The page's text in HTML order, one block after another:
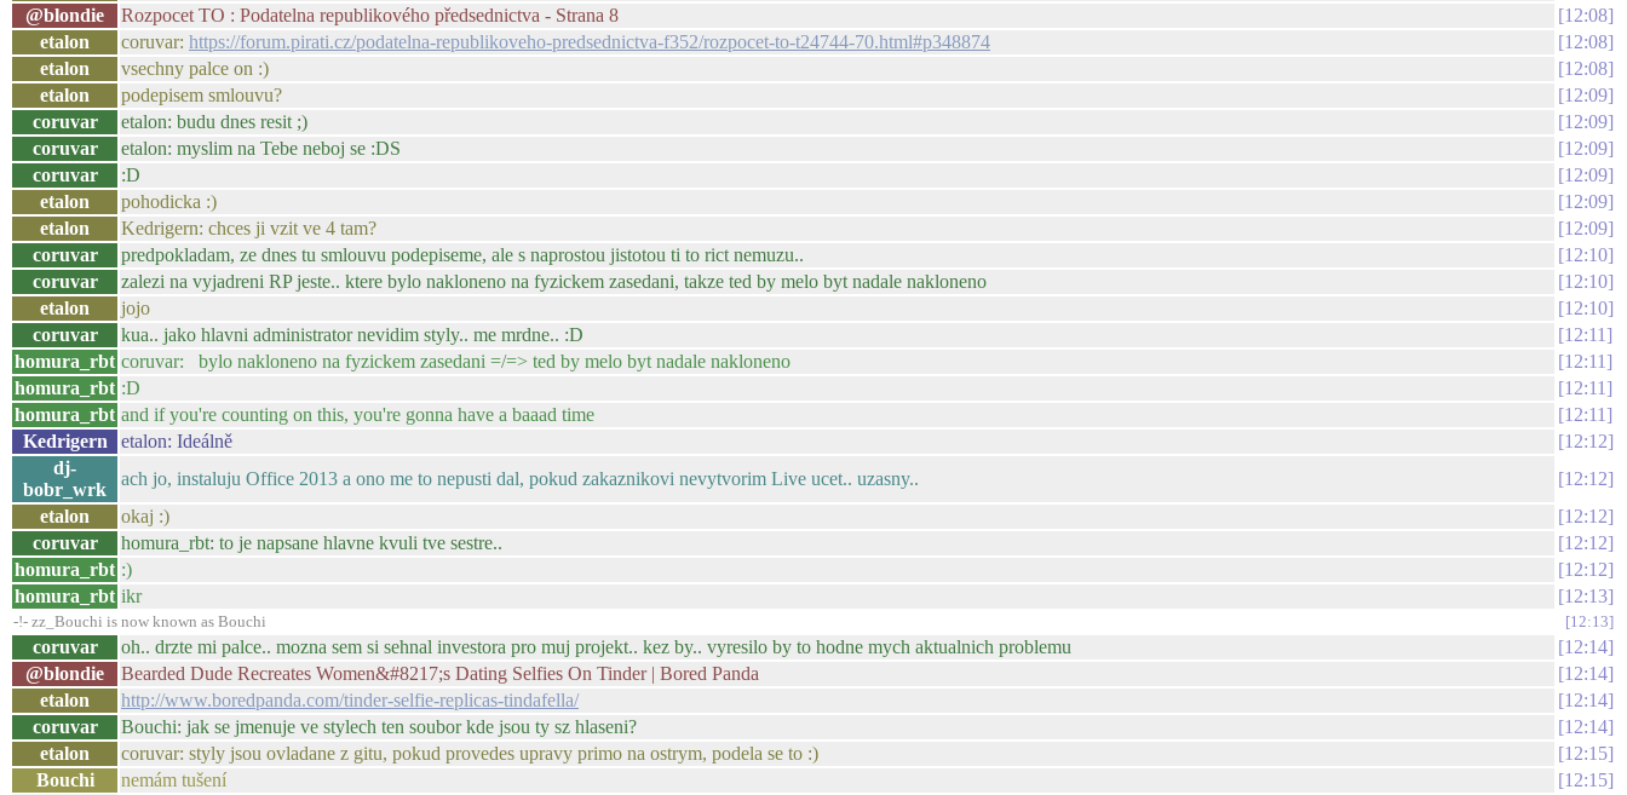
@blondie
Rozpocet TO : Podatelna republikového předsednictva - Strana 8
12:08
etalon
coruvar: https://forum.pirati.cz/podatelna-republikoveho-predsednictva-f352/rozpocet-to-t24744-70.html#p348874
12:08
etalon
vsechny palce on :)
12:08
etalon
podepisem smlouvu?
12:09
coruvar
etalon: budu dnes resit ;)
12:09
coruvar
etalon: myslim na Tebe neboj se :DS
12:09
coruvar
:D
12:09
etalon
pohodicka :)
12:09
etalon
Kedrigern: chces ji vzit ve 4 tam?
12:09
coruvar
predpokladam, ze dnes tu smlouvu podepiseme, ale s naprostou jistotou ti to rict nemuzu..
12:10
coruvar
zalezi na vyjadreni RP jeste.. ktere bylo nakloneno na fyzickem zasedani, takze ted by melo byt nadale nakloneno
12:10
etalon
jojo
12:10
coruvar
kua.. jako hlavni administrator nevidim styly.. me mrdne.. :D
12:11
homura_rbt coruvar: bylo nakloneno na fyzickem zasedani =/=> ted by melo byt nadale nakloneno
12:11
homura_rbt :D
12:11
homura_rbt and if you're counting on this, you're gonna have a baaad time
12:11
Kedrigern
etalon: Ideálně
12:12
dj-
bobr_wrk
ach jo, instaluju Office 2013 a ono me to nepusti dal, pokud zakaznikovi nevytvorim Live ucet.. uzasny..
12:12
etalon
okaj :)
12:12
coruvar
homura_rbt: to je napsane hlavne kvuli tve sestre..
12:12
homura_rbt :)
12:12
homura_rbt ikr 12:13
-!- zz_Bouchi is now known as Bouchi 12:13
coruvar oh.. drzte mi palce.. mozna sem si sehnal investora pro muj projekt.. kez by.. vyresilo by to hodne mych aktualnich problemu
12:14
@blondie
Bearded Dude Recreates Women&#8217;s Dating Selfies On Tinder | Bored Panda
12:14
etalon
http://www.boredpanda.com/tinder-selfie-replicas-tindafella/
12:14
coruvar
Bouchi: jak se jmenuje ve stylech ten soubor kde jsou ty sz hlaseni?
12:14
etalon
coruvar: styly jsou ovladane z gitu, pokud provedes upravy primo na ostrym, podela se to :)
12:15
Bouchi
nemám tušení
12:15